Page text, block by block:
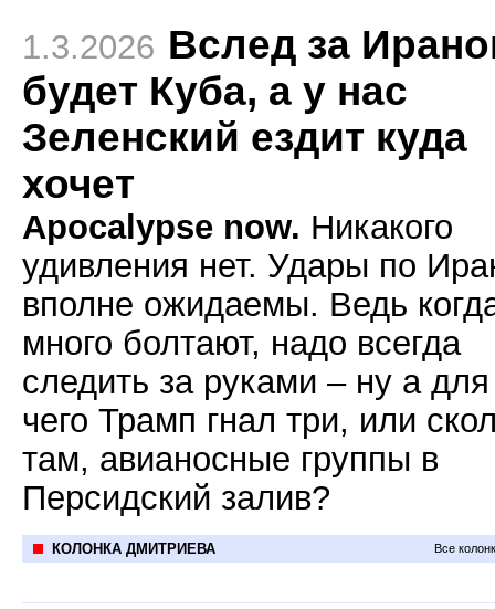
1.3.2026 Вслед за
будет Куба, а у нас
Зеленский ездит куда
хочет
Apocalypse now. Никакого
удивления нет. Удары по
вполне ожидаемы. Ведь
много болтают, надо всегда
следить за руками – ну а для
чего Трамп гнал три, или
там, авианосные группы в
Персидский залив?
КОЛОНКА ДМИТРИЕВА Все